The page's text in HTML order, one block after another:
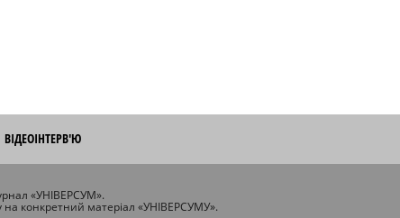
ВІДЕОІНТЕРВ'Ю
«УНІВЕРСУМ».
конкретний матеріал «УНІВЕРСУМУ».